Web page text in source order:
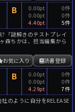
B
0.00pt
0.00pt
4.40pt
0件
0件
5件
?「謎解きのテストプレイ
森ちかは、担当編集から
読書登録
お気に入り
B
0.00pt
0.00pt
4.29pt
0件
0件
7件
のように自分をRELEASE